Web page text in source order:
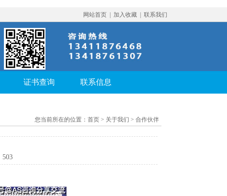
网站首页 加入收藏 联系我们
证书查询 联系信息
您当前所在的位置： 首页> 关于我们 > 合作伙伴
503